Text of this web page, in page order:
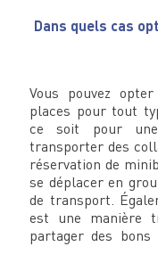
Dans quels cas
Vous pouvez
places pour tout
ce soit pour
transporter des
réservation de
se déplacer en
de transport.
est une manière
partager des